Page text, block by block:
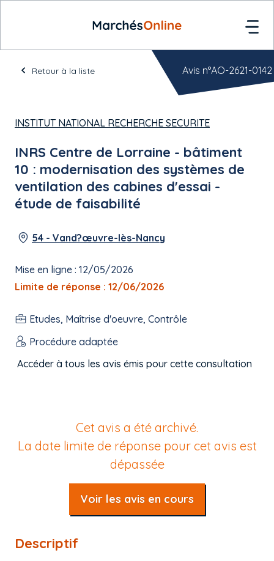
Retour à la liste
INSTITUT NATIONAL RECHERCHE SECURITE
INRS Centre de Lorraine - bâtiment
10 : modernisation des systèmes de
ventilation des cabines d'essai -
étude de faisabilité
54 - Vand?œuvre-lès-Nancy
Mise en ligne : 12/05/2026
Limite de réponse : 12/06/2026
Etudes, Maîtrise d'oeuvre, Contrôle
Procédure adaptée
Accéder à tous les avis émis pour cette consultation
Avis n°AO-2621-0142
Cet avis a été archivé.
La date limite de réponse pour cet avis est
dépassée
Voir les avis en cours
Descriptif